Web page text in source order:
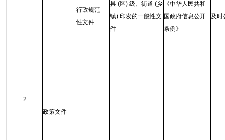
2
政策文件
行政规范
性文件
县 (区) 级、街道 (乡
镇) 印发的一般性文
件
《中华人民共和
国政府信息公开
条例 》
及时